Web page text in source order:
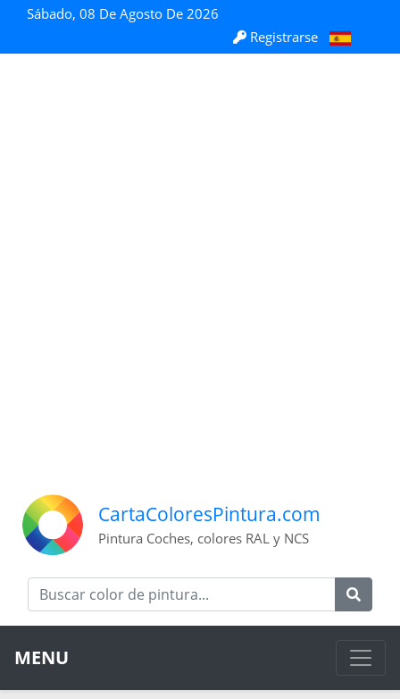
Sábado, 08 De Agosto De 2026
Registrarse
CartaColoresPintura.com
Pintura Coches, colores RAL y NCS
MENU